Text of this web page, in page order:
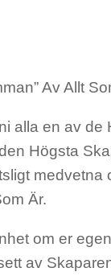
Av Allt
alla en av de
Högsta
medvetna
Är.
om er
av